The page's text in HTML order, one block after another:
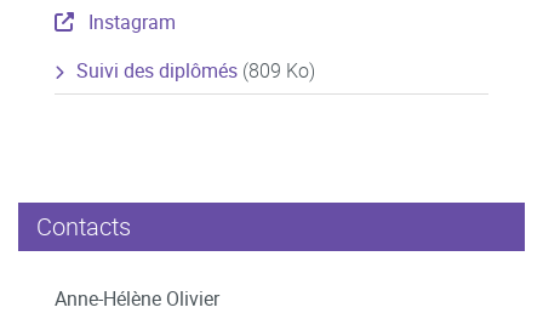
Instagram
Suivi des diplômés (809 Ko)
Contacts
Anne-Hélène Olivier